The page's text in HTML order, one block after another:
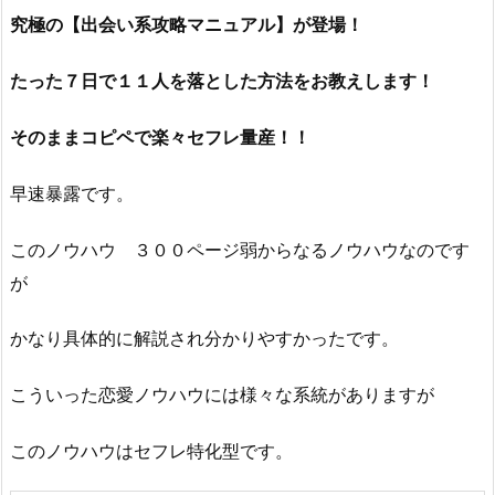
究極の【出会い系攻略マニュアル】が登場！
たった７日で１１人を落とした方法をお教えします！
そのままコピペで楽々セフレ量産！！
早速暴露です。
このノウハウ ３００ページ弱からなるノウハウなのです
が
かなり具体的に解説され分かりやすかったです。
こういった恋愛ノウハウには様々な系統がありますが
このノウハウはセフレ特化型です。